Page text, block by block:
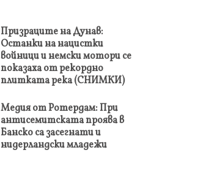
Призраците на Дунав:
Останки на нацистки
войници и немски мотори се
показаха от рекордно
плитката река (СНИМКИ)
Медия от Ротердам: При
антисемитската проява в
Банско са засегнати и
нидерландски младежи